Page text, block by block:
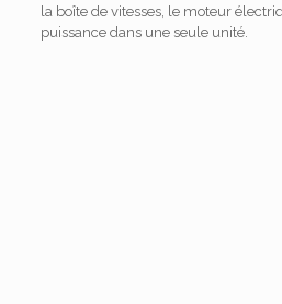
la boîte de vitesses, le moteur
puissance dans une seule unité.